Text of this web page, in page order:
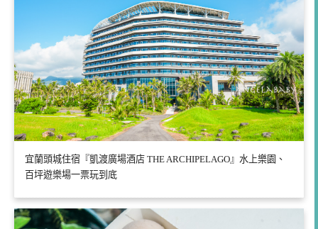
宜蘭頭城住宿『凱渡廣場酒店 THE ARCHIPELAGO』水上樂園、
百坪遊樂場一票玩到底